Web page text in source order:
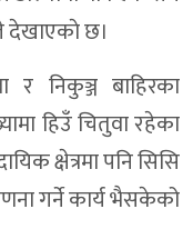
देखाएकाे छ।
र निकुञ्ज बाहिरका
हिउँ चितुवा रहेका
क्षेत्रमा पनि सिसि
गर्ने कार्य भैसकेको